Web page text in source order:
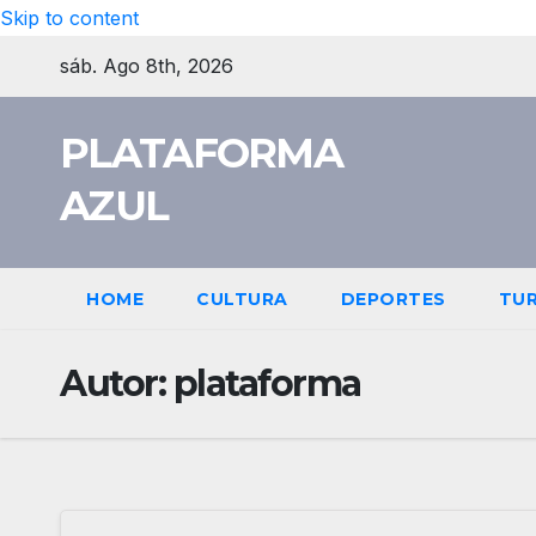
Skip to content
sáb. Ago 8th, 2026
PLATAFORMA
AZUL
HOME CULTURA DEPORTES
Autor: plataforma